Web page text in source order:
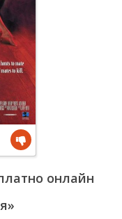
онлайн